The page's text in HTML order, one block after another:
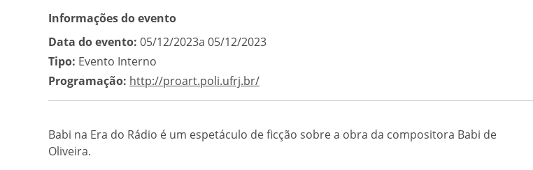
Informações do evento
Data do evento: 05/12/2023a 05/12/2023
Tipo: Evento Interno
Programação: http://proart.poli.ufrj.br/
Babi na Era do Rádio é um espetáculo de ficção sobre a obra da compositora Babi de
Oliveira.